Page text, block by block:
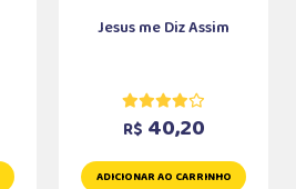
Jesus me Diz Assim
R$ 40,20
ADICIONAR AO CARRINHO